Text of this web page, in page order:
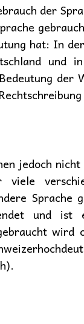
der
hat: In
und
jedoch
und ist
wird